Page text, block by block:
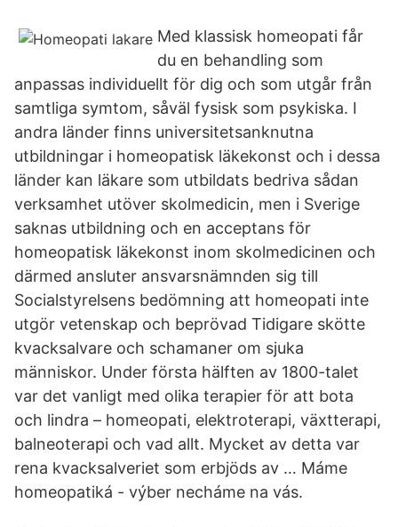
Med klassisk homeopati får
du en behandling som
anpassas individuellt för dig och som utgår från
samtliga symtom, såväl fysisk som psykiska. I
andra länder finns universitetsanknutna
utbildningar i homeopatisk läkekonst och i dessa
länder kan läkare som utbildats bedriva sådan
verksamhet utöver skolmedicin, men i Sverige
saknas utbildning och en acceptans för
homeopatisk läkekonst inom skolmedicinen och
därmed ansluter ansvarsnämnden sig till
Socialstyrelsens bedömning att homeopati inte
utgör vetenskap och beprövad Tidigare skötte
kvacksalvare och schamaner om sjuka
människor. Under första hälften av 1800-talet
var det vanligt med olika terapier för att bota
och lindra – homeopati, elektroterapi, växtterapi,
balneoterapi och vad allt. Mycket av detta var
rena kvacksalveriet som erbjöds av … Máme
homeopatiká - výber necháme na vás.